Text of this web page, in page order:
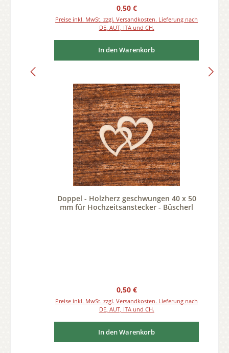
Regulärer Preis:
0,50 €
Preise inkl. MwSt. zzgl. Versandkosten. Lieferung nach
DE, AUT, ITA und CH.
In den Warenkorb
Doppel - Holzherz geschwungen 40 x 50
mm für Hochzeitsanstecker - Büscherl
Regulärer Preis:
0,50 €
Preise inkl. MwSt. zzgl. Versandkosten. Lieferung nach
DE, AUT, ITA und CH.
In den Warenkorb